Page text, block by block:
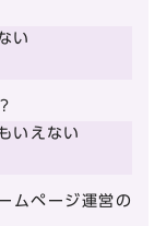
い
いえない
ムページ運営の